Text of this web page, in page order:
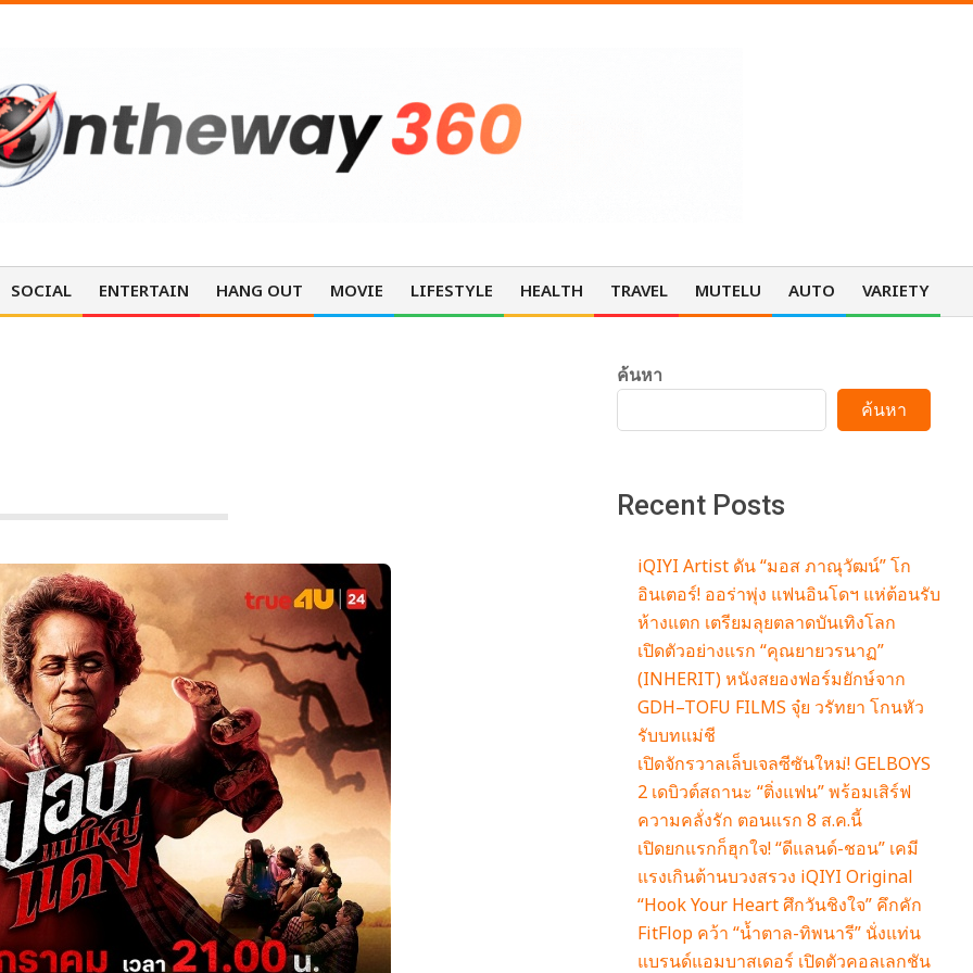
SOCIAL ENTERTAIN HANG OUT MOVIE LIFESTYLE HEALTH TRAVEL MUTELU AUTO VARIETY
ค้นหา
ค้นหา
Recent Posts
iQIYI Artist ดัน “มอส ภาณุวัฒน์” โก
อินเตอร์! ออร่าพุ่ง แฟนอินโดฯ แห่ต้อนรับ
ห้างแตก เตรียมลุยตลาดบันเทิงโลก
เปิดตัวอย่างแรก “คุณยายวรนาฏ”
(INHERIT) หนังสยองฟอร์มยักษ์จาก
GDH–TOFU FILMS จุ๋ย วรัทยา โกนหัว
รับบทแม่ชี
เปิดจักรวาลเล็บเจลซีซันใหม่! GELBOYS
2 เดบิวต์สถานะ “ติ่งแฟน” พร้อมเสิร์ฟ
ความคลั่งรัก ตอนแรก 8 ส.ค.นี้
เปิดยกแรกก็ฮุกใจ! “ดีแลนด์-ชอน” เคมี
แรงเกินต้านบวงสรวง iQIYI Original
“Hook Your Heart ศึกวันชิงใจ” คึกคัก
FitFlop คว้า “น้ำตาล-ทิพนารี” นั่งแท่น
แบรนด์แอมบาสเดอร์ เปิดตัวคอลเลกชัน